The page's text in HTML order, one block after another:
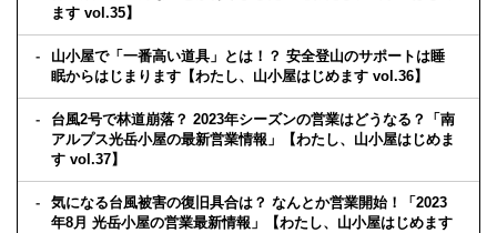
ます vol.35】
山小屋で「一番高い道具」とは！？ 安全登山のサポートは睡
眠からはじまります【わたし、山小屋はじめます vol.36】
台風2号で林道崩落？ 2023年シーズンの営業はどうなる？「南
アルプス光岳小屋の最新営業情報」【わたし、山小屋はじめま
す vol.37】
気になる台風被害の復旧具合は？ なんとか営業開始！「2023
年8月 光岳小屋の営業最新情報」【わたし、山小屋はじめます